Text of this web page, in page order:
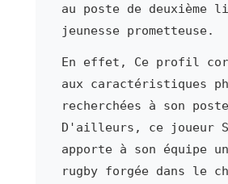
au poste de deuxième
jeunesse prometteuse.
En effet, Ce profil
aux caractéristiques
recherchées à son
D'ailleurs, ce joueur
apporte à son équipe
rugby forgée dans le